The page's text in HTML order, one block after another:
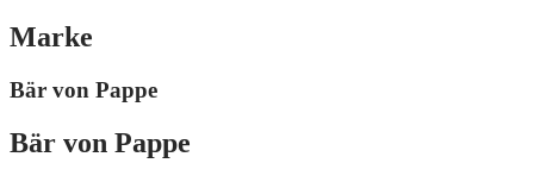
Marke
Bär von Pappe
Bär von Pappe